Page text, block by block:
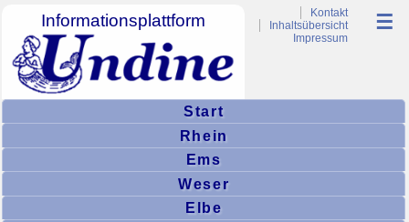
Informationsplattform ☰
Kontakt
Inhaltsübersicht
Impressum
Start
Rhein
Ems
Weser
Elbe